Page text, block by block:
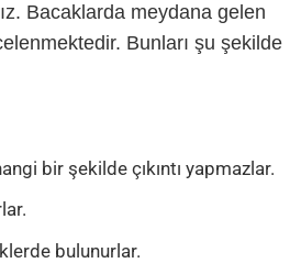
Bacaklarda meydana gelen
Bunları şu şekilde
bir şekilde çıkıntı yapmazlar.
bulunurlar.